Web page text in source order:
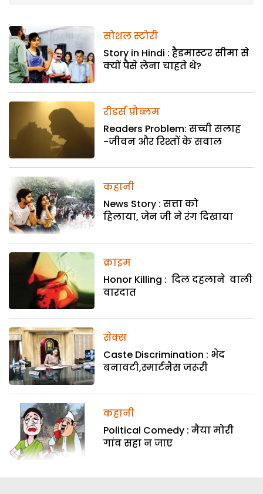
सोशल स्टोरी
Story in Hindi : हैडमास्टर सीमा से
क्यों पैसे लेना चाहते थे?
रीडर्स प्रौब्लम
Readers Problem: सच्ची सलाह
-जीवन और रिश्तों के सवाल
कहानी
News Story : सत्ता को
हिलाया, जेन जी ने रंग दिखाया
क्राइम
Honor Killing : दिल दहलाने वाली
वारदात
सेक्स
Caste Discrimination : भेद
बनावटी,स्मार्टनैस जरूरी
कहानी
Political Comedy : मैया मोरी
गांव सहा न जाए